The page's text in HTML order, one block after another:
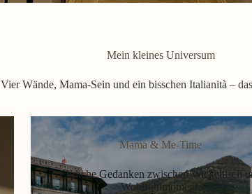
Mein kleines Universum
Vier Wände, Mama-Sein und ein bisschen Italianità –
Mama & Me-Time
Ehrliche Gedanken zwischen Wickeltisch
Wohlfühlmoment.